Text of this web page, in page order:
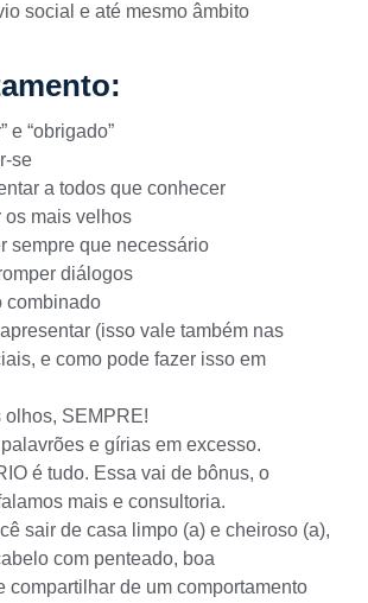
social e até mesmo âmbito
e “obrigado”
se
a todos que conhecer
os mais velhos
sempre que necessário
diálogos
combinado
(isso vale também nas
e como pode fazer isso em
olhos, SEMPRE!
e gírias em excesso.
é tudo. Essa vai de bônus, o
mais e consultoria.
sair de casa limpo (a) e cheiroso (a),
com penteado, boa
de um comportamento